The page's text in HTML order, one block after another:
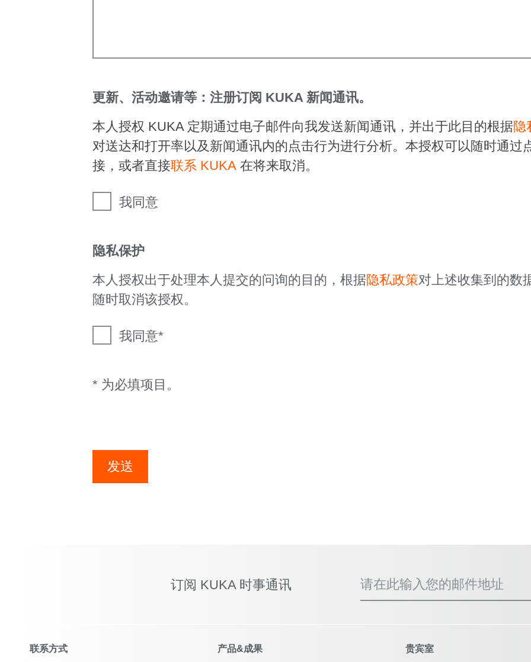
更新、活动邀请等：注册订阅 KUKA 新闻通讯。
本人授权 KUKA 定期通过电子邮件向我发送新闻通讯，并出于此目的根据隐
对送达和打开率以及新闻通讯内的点击行为进行分析。本授权可以随时通过
接，或者直接联系 KUKA在将来取消。
我同意
隐私保护
本人授权出于处理本人提交的问询的目的，根据隐私政策对上述收集到的数
随时取消该授权。
我同意
* 为必填项目。
发送
订阅 KUKA 时事通讯 请在此输入您的邮件地址
联系方式 产品&成果 贵宾室